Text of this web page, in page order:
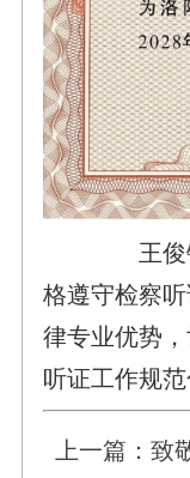
王
格遵守检察
律专业优势
听证工作规
上一篇： 致